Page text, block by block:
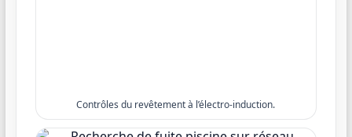
Contrôles du revêtement à l’électro-induction.